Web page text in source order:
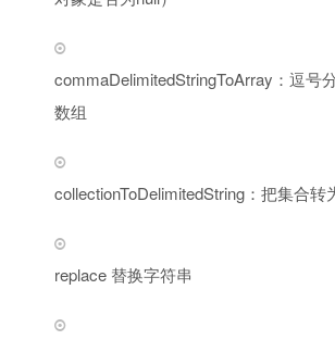
commaDelimitedStringToArray：逗号
数组
collectionToDelimitedString：把集合转
replace 替换字符串